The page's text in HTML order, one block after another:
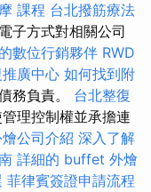
課程 台北撥筋療法
子方式對相關公司
數位行銷夥伴 RWD
廣中心 如何找到附
務負責。 台北整復
理控制權並承擔連
公司介紹 深入了解
詳細的 buffet 外燴
菲律賓簽證申請流程